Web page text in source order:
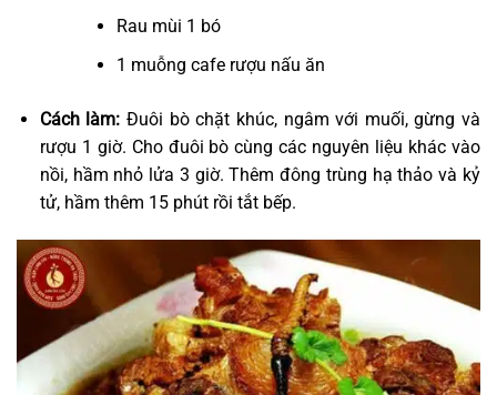
Rau mùi 1 bó
1 muỗng cafe rượu nấu ăn
Cách làm: Đuôi bò chặt khúc, ngâm với muối, gừng và
rượu 1 giờ. Cho đuôi bò cùng các nguyên liệu khác vào
nồi, hầm nhỏ lửa 3 giờ. Thêm đông trùng hạ thảo và kỷ
tử, hầm thêm 15 phút rồi tắt bếp.